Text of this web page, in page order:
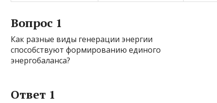
Вопрос 1
Как разные виды генерации энергии
способствуют формированию единого
энергобаланса?
Ответ 1